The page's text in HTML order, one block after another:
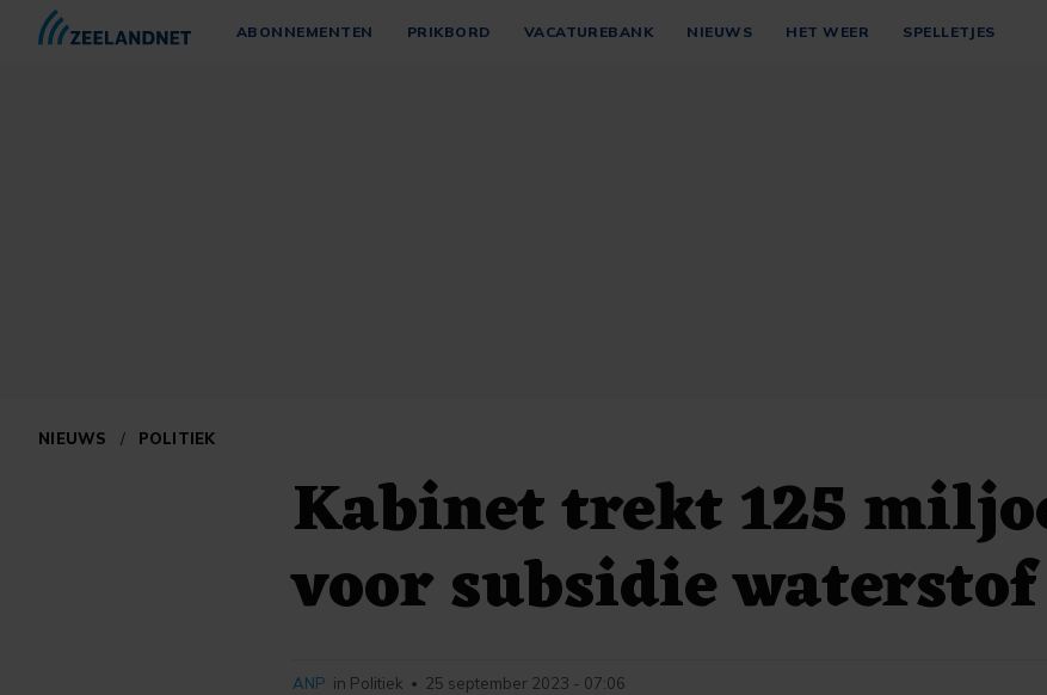
ABONNEMENTEN PRIKBORD VACATUREBANK NIEUWS HET WEER SPELLETJES
NIEUWS / POLITIEK
Kabinet trekt 125
voor subsidie waterstof
ANP in Politiek • 25 september 2023 - 07:06